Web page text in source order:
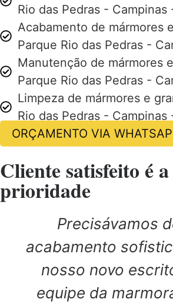
Rio das Pedras - Campinas
Acabamento de mármores
Parque Rio das Pedras -
Manutenção de mármores
Parque Rio das Pedras -
Limpeza de mármores e
Rio das Pedras - Campinas
ORÇAMENTO VIA
Cliente satisfeito é
prioridade
Precisávamos
acabamento
nosso novo
equipe da